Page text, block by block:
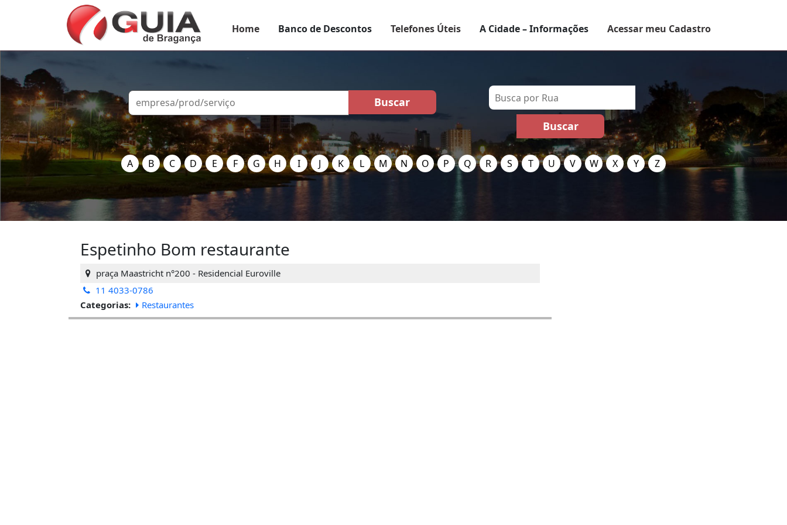
Home Banco de Descontos Telefones Úteis A Cidade – Informações Acessar meu Cadastro
A B C D E F G H I J K L M N O P Q R S T U V W X Y Z
Espetinho Bom restaurante
praça Maastricht n°200 - Residencial Euroville
11 4033-0786
Categorias:
Restaurantes